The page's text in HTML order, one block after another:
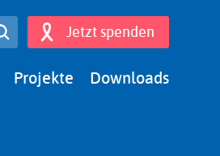
Projekte Downloads
Open SearchJetzt spenden